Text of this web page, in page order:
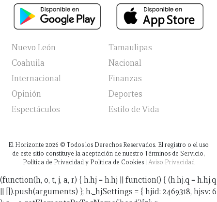
Nuevo León
Tamaulipas
Coahuila
Nacional
Internacional
Finanzas
Opinión
Deportes
Espectáculos
Estilo de Vida
El Horizonte 2026 © Todos los Derechos Reservados. El registro o el uso
de este sitio constituye la aceptación de nuestro Términos de Servicio,
Política de Privacidad y Política de Cookies | Aviso Privacidad
(function(h, o, t, j, a, r) { h.hj = h.hj || function() { (h.hj.q = h.hj.q
|| []).push(arguments) }; h._hjSettings = { hjid: 2469318, hjsv: 6